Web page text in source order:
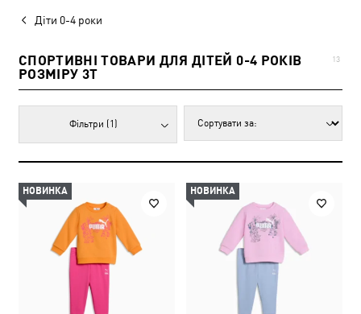
Діти 0-4 роки
СПОРТИВНІ ТОВАРИ ДЛЯ ДІТЕЙ 0-4 РОКІВ
РОЗМІРУ 3T
13
Фільтри (1)
НОВИНКА НОВИНКА